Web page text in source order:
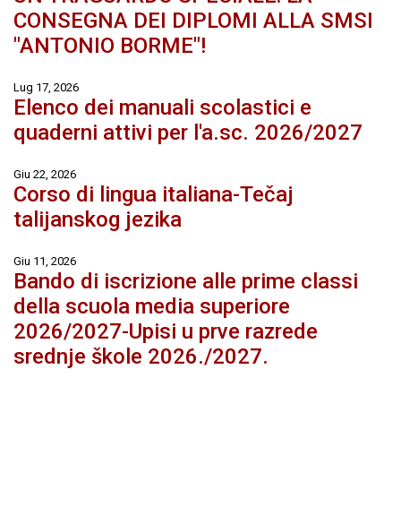
CONSEGNA DEI DIPLOMI ALLA SMSI
"ANTONIO BORME"!
Lug 17, 2026
Elenco dei manuali scolastici e
quaderni attivi per l'a.sc. 2026/2027
Giu 22, 2026
Corso di lingua italiana-Tečaj
talijanskog jezika
Giu 11, 2026
Bando di iscrizione alle prime classi
della scuola media superiore
2026/2027-Upisi u prve razrede
srednje škole 2026./2027.